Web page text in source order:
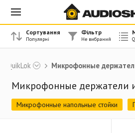
QuikLok Микрофонные
Микрофонные держатели
Микрофонные напольные стойки
Сортування Фільтр